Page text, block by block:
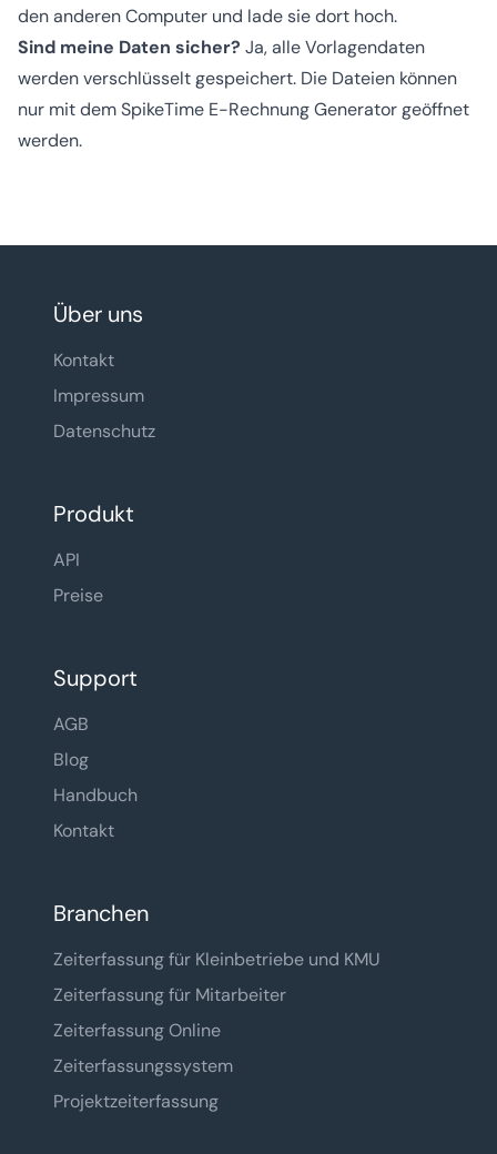
den anderen Computer und lade sie dort hoch.
Sind meine Daten sicher? Ja, alle Vorlagendaten
werden verschlüsselt gespeichert. Die Dateien können
nur mit dem SpikeTime E-Rechnung Generator geöffnet
werden.
Über uns
Kontakt
Impressum
Datenschutz
Produkt
API
Preise
Support
AGB
Blog
Handbuch
Kontakt
Branchen
Zeiterfassung für Kleinbetriebe und KMU
Zeiterfassung für Mitarbeiter
Zeiterfassung Online
Zeiterfassungssystem
Projektzeiterfassung